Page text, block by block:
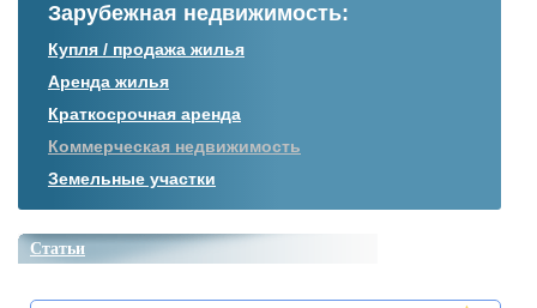
Зарубежная недвижимость:
Купля / продажа жилья
Аренда жилья
Краткосрочная аренда
Коммерческая недвижимость
Земельные участки
Статьи